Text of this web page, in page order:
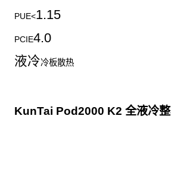
PUE<1.15
PCIE4.0
液冷冷板散热
KunTai Pod2000 K2 全液冷